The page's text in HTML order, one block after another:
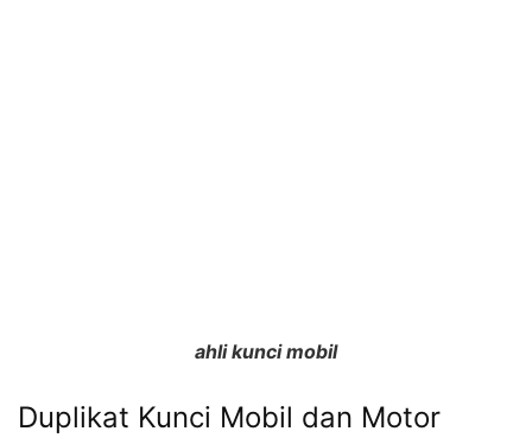
ahli kunci mobil
Duplikat Kunci Mobil dan Motor